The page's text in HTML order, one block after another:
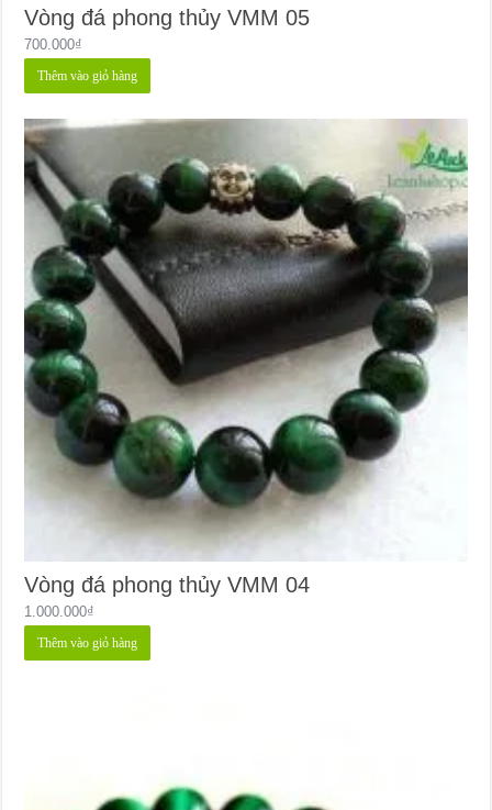
Vòng đá phong thủy VMM 05
700.000₫
Thêm vào giỏ hàng
Vòng đá phong thủy VMM 04
1.000.000₫
Thêm vào giỏ hàng